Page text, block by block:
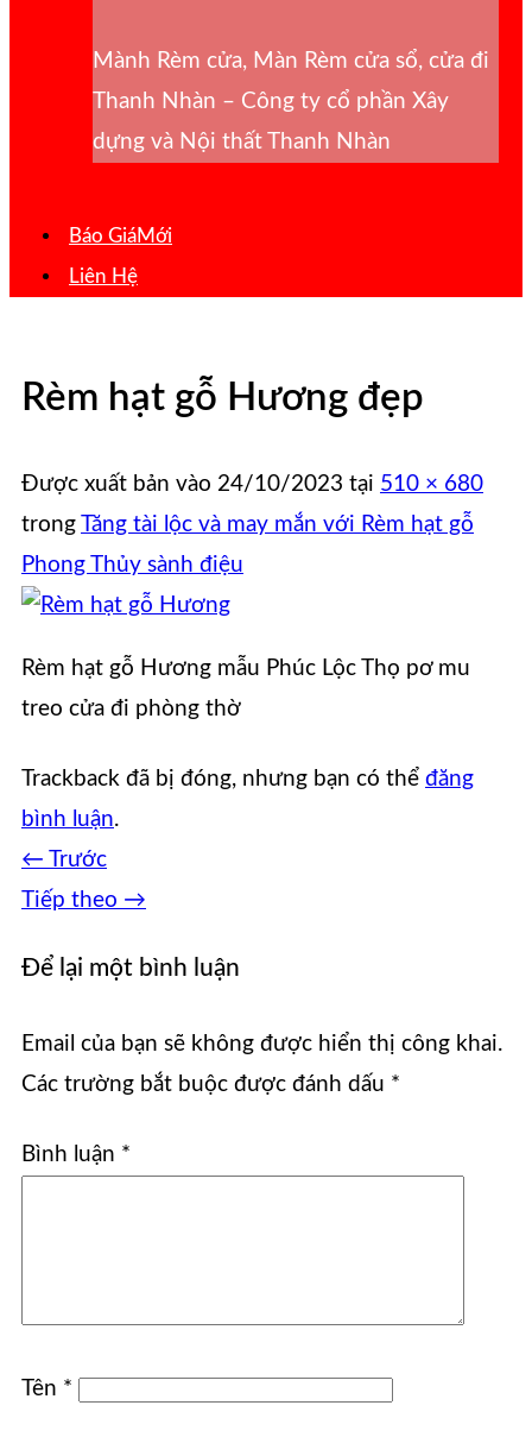
Mành Rèm cửa, Màn Rèm cửa sổ, cửa đi
Thanh Nhàn – Công ty cổ phần Xây
dựng và Nội thất Thanh Nhàn
Báo Giá
Liên Hệ
Rèm hạt gỗ Hương đẹp
Được xuất bản vào 24/10/2023 tại 510 × 680
trong
Tăng tài lộc và may mắn với Rèm hạt gỗ
Phong Thủy sành điệu
Rèm hạt gỗ Hương mẫu Phúc Lộc Thọ pơ mu
treo cửa đi phòng thờ
Trackback đã bị đóng, nhưng bạn có thể đăng
bình luận.
← Trước
Tiếp theo →
Để lại một bình luận
Email của bạn sẽ không được hiển thị công khai.
Các trường bắt buộc được đánh dấu *
Bình luận *
Tên *